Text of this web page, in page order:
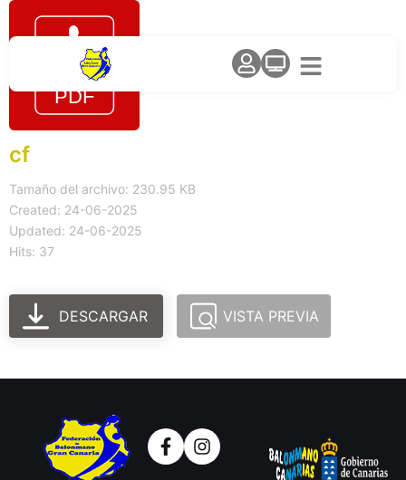
cf
Tamaño del archivo: 230.95 KB
Created: 24-06-2025
Updated: 24-06-2025
Hits: 37
DESCARGAR VISTA PREVIA